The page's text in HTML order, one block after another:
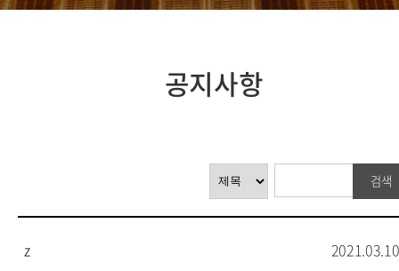
공지사항
z 2021.03.10